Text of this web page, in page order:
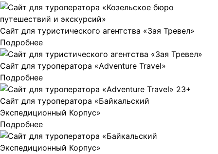
Сайт для туристического агентства «Зая Тревел»
Подробнее
Сайт для туроператора «Adventure Travel»
Подробнее
Сайт для туроператора «Байкальский
Экспедиционный Корпус»
Подробнее